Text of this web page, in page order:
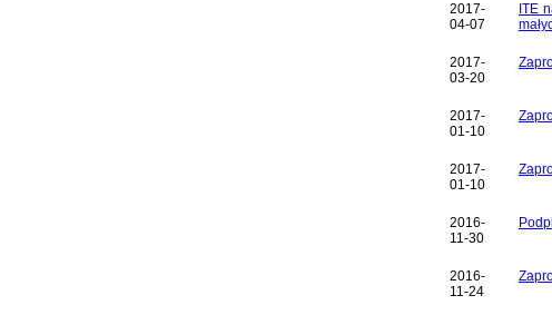
2017-
04-07
ITE
2017-
03-20
2017-
01-10
2017-
01-10
2016-
11-30
2016-
11-24